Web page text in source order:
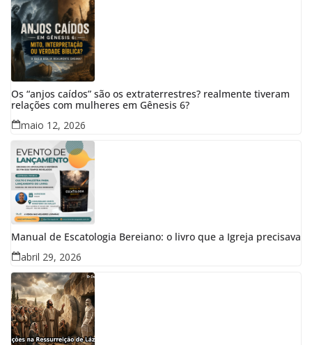
Os “anjos caídos” são os extraterrestres? realmente tiveram
relações com mulheres em Gênesis 6?
maio 12, 2026
Manual de Escatologia Bereiano: o livro que a Igreja precisava
abril 29, 2026